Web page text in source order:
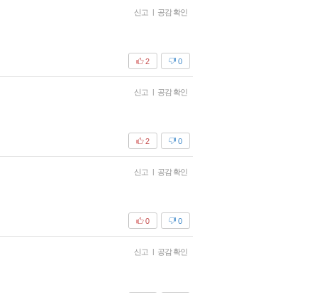
신고 공감 확인
0
2
신고 공감 확인
0
2
신고 공감 확인
0
0
신고 공감 확인